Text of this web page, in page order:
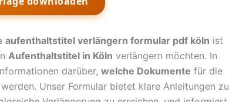
aufenthaltstitel verlängern formular pdf köln ist
Aufenthaltstitel in Köln verlängern möchten. In
darüber, welche Dokumente für die
Unser Formular bietet klare Anleitungen zu